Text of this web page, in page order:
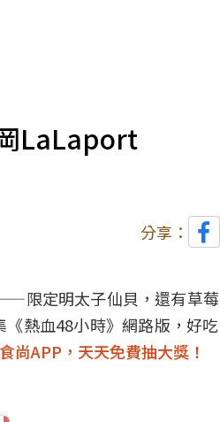
LaLaport
分享：
限定明太子仙貝，還有草
熱血48小時》網路版，好
尚APP，天天免費抽大獎！